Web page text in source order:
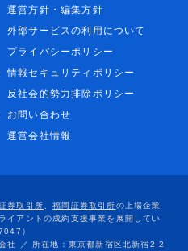
運営方針・編集方針
外部サービスの利用について
プライバシーポリシー
情報セキュリティポリシー
反社会的勢力排除ポリシー
お問い合わせ
運営会社情報